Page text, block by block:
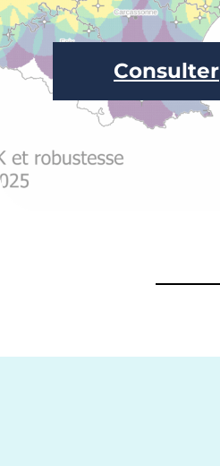
Consulter